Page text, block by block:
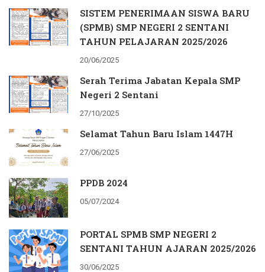
SISTEM PENERIMAAN SISWA BARU
(SPMB) SMP NEGERI 2 SENTANI
TAHUN PELAJARAN 2025/2026
20/06/2025
Serah Terima Jabatan Kepala SMP
Negeri 2 Sentani
27/10/2025
Selamat Tahun Baru Islam 1447H
27/06/2025
PPDB 2024
05/07/2024
PORTAL SPMB SMP NEGERI 2
SENTANI TAHUN AJARAN 2025/2026
30/06/2025